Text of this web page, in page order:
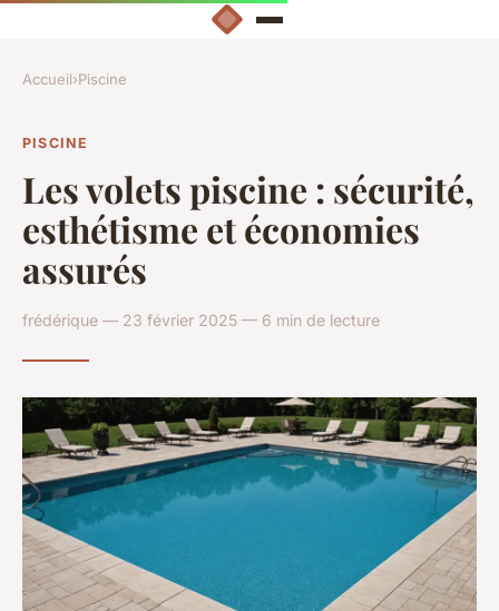
Accueil›Piscine
PISCINE
Les volets piscine : sécurité,
esthétisme et économies
assurés
frédérique — 23 février 2025 — 6 min de lecture